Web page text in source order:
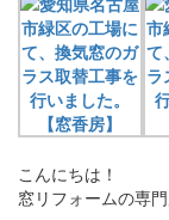
こんにちは！
窓リフォームの専門